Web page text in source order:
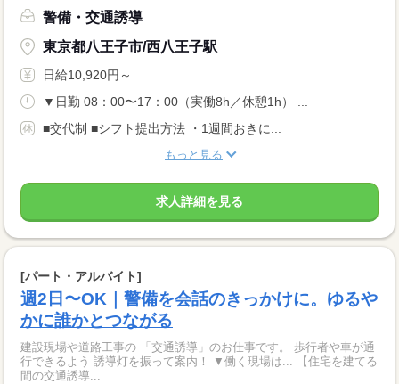
警備・交通誘導
東京都八王子市/西八王子駅
日給10,920円～
▼日勤 08：00〜17：00（実働8h／休憩1h） ...
■交代制 ■シフト提出方法 ・1週間おきに...
もっと見る
求人詳細を見る
[パート・アルバイト]
週2日〜OK｜警備を会話のきっかけに。ゆるや
かに誰かとつながる
建設現場や道路工事の 「交通誘導」のお仕事です。 歩行者や車が通
行できるよう 誘導灯を振って案内！ ▼働く現場は... 【住宅を建てる
間の交通誘導...